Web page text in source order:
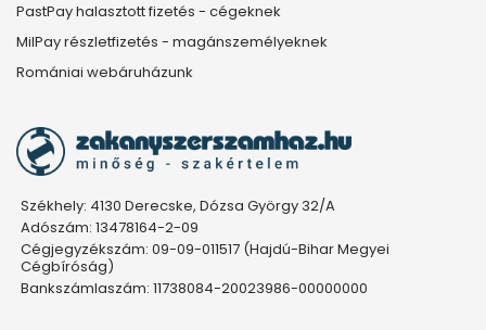
PastPay halasztott fizetés - cégeknek
MilPay részletfizetés - magánszemélyeknek
Romániai webáruházunk
Székhely: 4130 Derecske, Dózsa György 32/A
Adószám: 13478164-2-09
Cégjegyzékszám: 09-09-011517 (Hajdú-Bihar Megyei
Cégbíróság)
Bankszámlaszám: 11738084-20023986-00000000